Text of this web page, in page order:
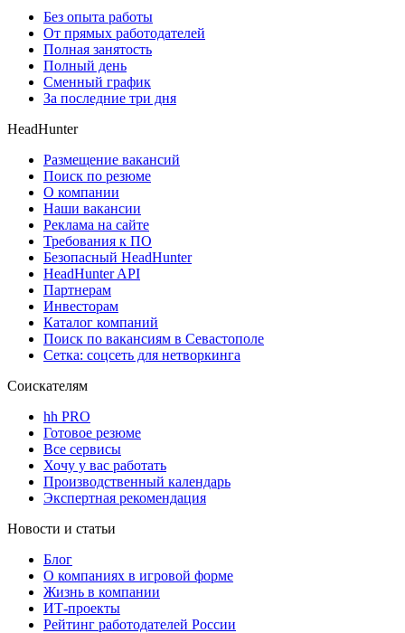
Без опыта работы
От прямых работодателей
Полная занятость
Полный день
Сменный график
За последние три дня
HeadHunter
Размещение вакансий
Поиск по резюме
О компании
Наши вакансии
Реклама на сайте
Требования к ПО
Безопасный HeadHunter
HeadHunter API
Партнерам
Инвесторам
Каталог компаний
Поиск по вакансиям в Севастополе
Сетка: соцсеть для нетворкинга
Соискателям
hh PRO
Готовое резюме
Все сервисы
Хочу у вас работать
Производственный календарь
Экспертная рекомендация
Новости и статьи
Блог
О компаниях в игровой форме
Жизнь в компании
ИТ-проекты
Рейтинг работодателей России